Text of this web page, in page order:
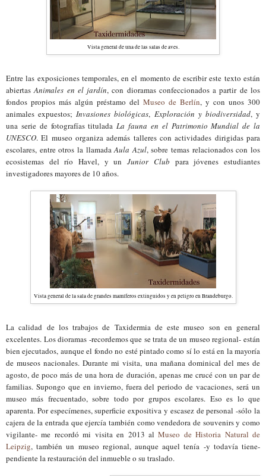
Vista general de una de las salas de aves.
Entre las exposiciones temporales, en el momento de escribir este texto están
abiertasAnimales en el jardín, con dioramas confeccionados a partir de los
fondos propios más algún préstamo del Museo de Berlín, y con unos 300
animales expuestos;Invasiones biológicas, Exploración y biodiversidad, y
una serie de fotografías tituladaLa fauna en el Patrimonio Mundial de la
UNESCO. El museo organiza además talleres con actividades dirigidas para
escolares, entre otros la llamadaAula Azul, sobre temas relacionados con los
ecosistemas del río Havel, y unJunior Club para jóvenes estudiantes
investigadores mayores de 10 años.
Vista general de la sala de grandes mamíferos extinguidos y en peligro en Brandeburgo.
La calidad de los trabajos de Taxidermia de este museo son en general
excelentes. Los dioramas -recordemos que se trata de un museo regional- están
bien ejecutados, aunque el fondo no esté pintado como sí lo está en la mayoría
de museos nacionales. Durante mi visita, una mañana dominical del mes de
agosto, de poco más de una hora de duración, apenas me crucé con un par de
familias. Supongo que en invierno, fuera del periodo de vacaciones, será un
museo más frecuentado, sobre todo por grupos escolares. Eso es lo que
aparenta. Por especímenes, superficie expositiva y escasez de personal -sólo la
cajera de la entrada que ejercía también como vendedora de souvenirs y como
vigilante- me recordó mi visita en 2013 alMuseo de Historia Natural de
Leipzig, también un museo regional, aunque aquel tenía -y todavía tiene-
pendiente la restauración del inmueble o su traslado.